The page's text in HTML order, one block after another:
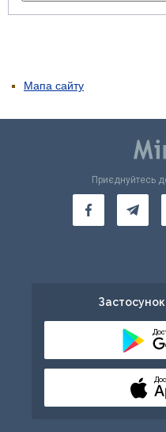
Мапа сайту
Приєднуйтесь